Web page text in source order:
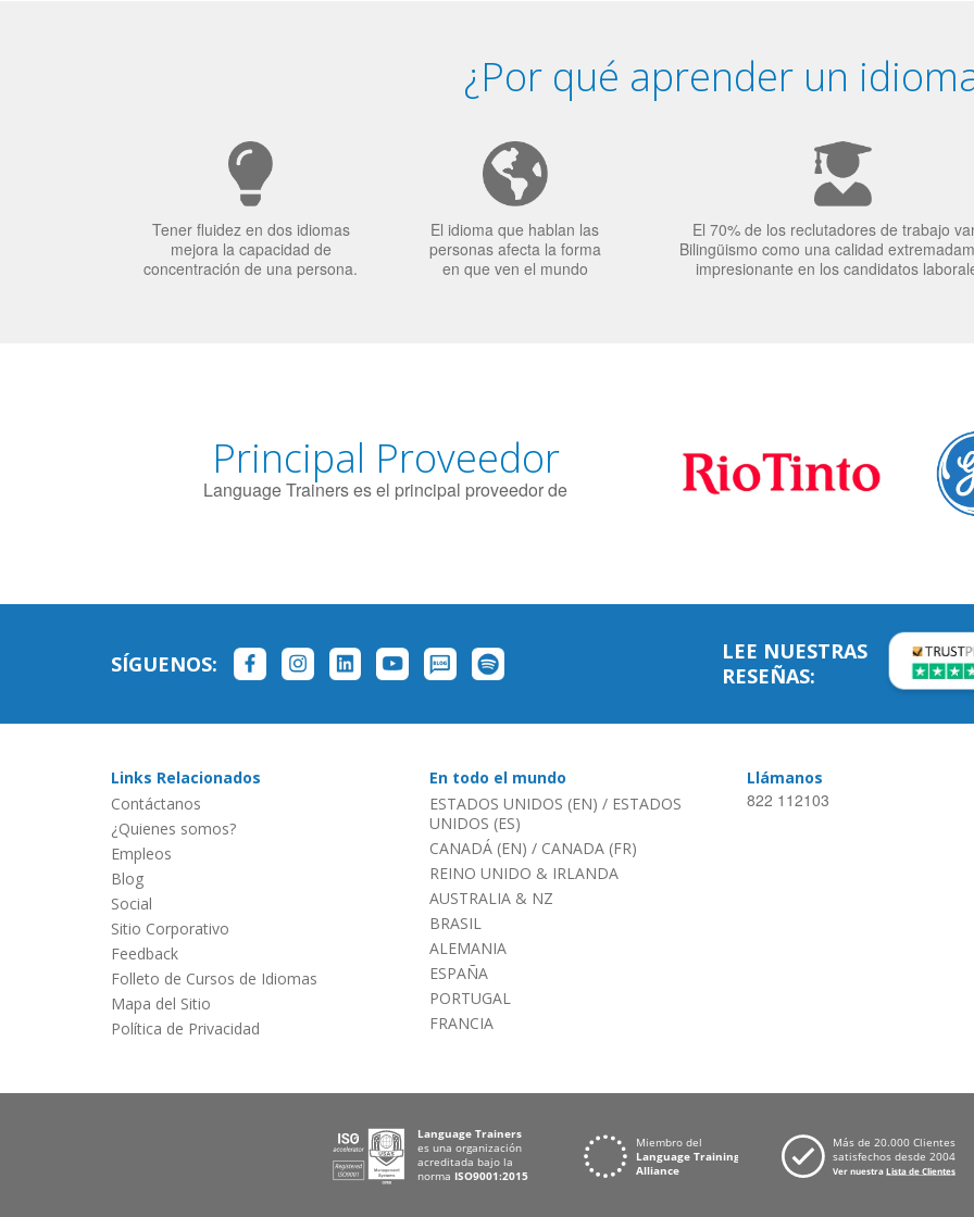
¿Por qué aprender un
Tener fluidez en dos idiomas
mejora la capacidad de
concentración de una persona.
El idioma que hablan las
personas afecta la forma
en que ven el mundo
El 70% de los reclutadores de trabajo
Bilingüismo como una calidad
impresionante en los candidatos
Principal Proveedor
Language Trainers es el principal proveedor de
SÍGUENOS:
LEE NUESTRAS
RESEÑAS:
Links Relacionados
Contáctanos
¿Quienes somos?
Empleos
Blog
Social
Sitio Corporativo
Feedback
Folleto de Cursos de Idiomas
Mapa del Sitio
Política de Privacidad
En todo el mundo
ESTADOS UNIDOS (EN) / ESTADOS
UNIDOS (ES)
CANADÁ (EN) / CANADA (FR)
REINO UNIDO & IRLANDA
AUSTRALIA & NZ
BRASIL
ALEMANIA
ESPAÑA
PORTUGAL
FRANCIA
Llámanos
822 112103